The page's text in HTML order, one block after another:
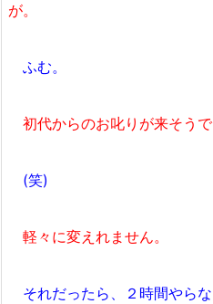
が。
ふむ。
初代からのお叱りが来そうで
(笑)
軽々に変えれません。
それだったら、２時間やら